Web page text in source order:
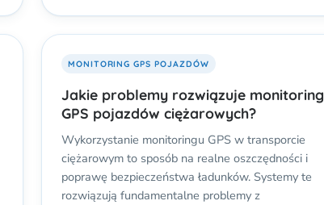
MONITORING GPS POJAZDÓW
Jakie problemy rozwiązuje monitoring
GPS pojazdów ciężarowych?
Wykorzystanie monitoringu GPS w transporcie
ciężarowym to sposób na realne oszczędności i
poprawę bezpieczeństwa ładunków. Systemy te
rozwiązują fundamentalne problemy z